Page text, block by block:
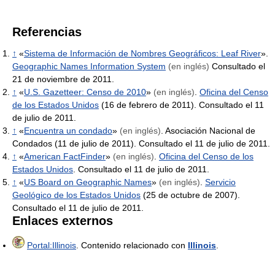
Referencias
↑ «Sistema de Información de Nombres Geográficos: Leaf River».
Geographic Names Information System (en inglés) Consultado el
21 de noviembre de 2011.
↑ «U.S. Gazetteer: Censo de 2010» (en inglés) Oficina del Censo
de los Estados Unidos (16 de febrero de 2011). Consultado el 11
de julio de 2011.
↑ «Encuentra un condado» (en inglés) . Asociación Nacional de
Condados (11 de julio de 2011). Consultado el 11 de julio de 2011.
↑ «American FactFinder» (en inglés) Oficina del Censo de los
Estados Unidos . Consultado el 11 de julio de 2011.
↑ «US Board on Geographic Names» (en inglés) Servicio
Geológico de los Estados Unidos (25 de octubre de 2007).
Consultado el 11 de julio de 2011.
Enlaces externos
Portal:Illinois . Contenido relacionado con Illinois